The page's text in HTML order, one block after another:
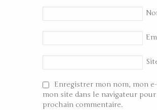
Enregistrer mon nom, mon
mon site dans le navigateur
prochain commentaire.